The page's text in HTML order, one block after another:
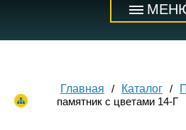
Главная Каталог
памятник с цветами 14-Г